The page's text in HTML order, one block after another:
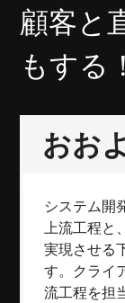
顧客と
もする！
おお
システム開
上流工程と
実現させる
す。クライ
流工程を担